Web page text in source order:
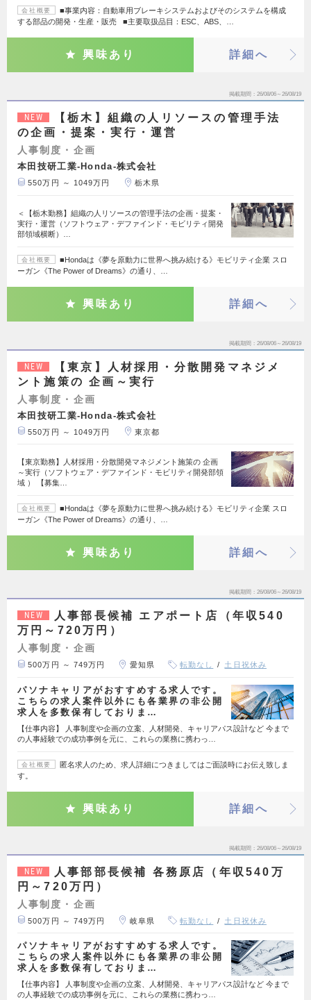
会社概要
■事業内容：自動車用ブレーキシステムおよびそのシステムを構成
する部品の開発・生産・販売 ■主要取扱品目：ESC、ABS、…
興味あり 詳細へ
掲載期間 26/08/06～26/08/19
NEW
【栃木】組織の人リソースの管理手法
の企画・提案・実行・運営
人事制度・企画
本田技研工業-Honda-株式会社
550万円 ～ 1049万円 栃木県
＜【栃木勤務】組織の人リソースの管理手法の企画・提案・
実行・運営（ソフトウェア・デファインド・モビリティ開発
部領域横断）…
会社概要
■Hondaは《夢を原動力に世界へ挑み続ける》モビリティ企業 スロ
ーガン《The Power of Dreams》の通り、…
興味あり 詳細へ
掲載期間 26/08/06～26/08/19
NEW
【東京】人材採用・分散開発マネジメ
ント施策の 企画～実行
人事制度・企画
本田技研工業-Honda-株式会社
550万円 ～ 1049万円 東京都
【東京勤務】人材採用・分散開発マネジメント施策の 企画
～実行（ソフトウェア・デファインド・モビリティ開発部領
域 ） 【募集…
会社概要
■Hondaは《夢を原動力に世界へ挑み続ける》モビリティ企業 スロ
ーガン《The Power of Dreams》の通り、…
興味あり 詳細へ
掲載期間 26/08/06～26/08/19
NEW
人事部長候補 エアポート店（年収540
万円～720万円）
人事制度・企画
500万円 ～ 749万円 愛知県 転勤なし 土日祝休み
パソナキャリアがおすすめする求人です。
こちらの求人案件以外にも各業界の非公開
求人を多数保有しておりま…
【仕事内容】 人事制度や企画の立案、人材開発、キャリアパス設計など 今まで
の人事経験での成功事例を元に、これらの業務に携わっ…
会社概要
匿名求人のため、求人詳細につきましてはご面談時にお伝え致しま
す。
興味あり 詳細へ
掲載期間 26/08/06～26/08/19
NEW
人事部部長候補 各務原店（年収540万
円～720万円）
人事制度・企画
500万円 ～ 749万円 岐阜県 転勤なし 土日祝休み
パソナキャリアがおすすめする求人です。
こちらの求人案件以外にも各業界の非公開
求人を多数保有しておりま…
【仕事内容】 人事制度や企画の立案、人材開発、キャリアパス設計など 今まで
の人事経験での成功事例を元に、これらの業務に携わっ…